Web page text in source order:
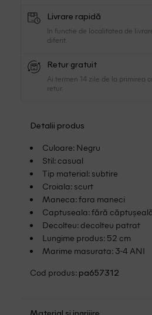
Livrare rapidă
In functie de localitatea de
diferit.
Retur gratuit
Ai termen 14 zile de la primirea
retur.
Detalii produs
Culoare: Negru
Stil: casual
Tip material: subtire
Croiala: scurt
Maneca: fara maneci
Captuseala: fără
Decolteu: decolteu patrat
Lungime produs: 52 cm
Marime masurata: 3-4 ANI
Cod produs: pa657312